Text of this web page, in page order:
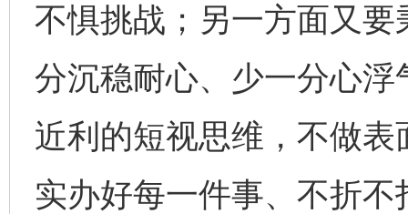
不惧挑战；另一方面又要
分沉稳耐心、少一分心
近利的短视思维，不做
实办好每一件事、不折